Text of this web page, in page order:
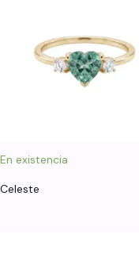
En existencia
Celeste